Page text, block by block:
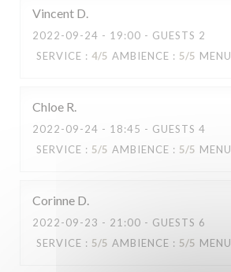
Vincent D
2022-09-24 - 19:00 - GUESTS 2
SERVICE : 4/5 AMBIENCE : 5/5 MENU
Chloe R
2022-09-24 - 18:45 - GUESTS 4
SERVICE : 5/5 AMBIENCE : 5/5 MENU
Corinne D
2022-09-23 - 21:00 - GUESTS 6
SERVICE : 5/5 AMBIENCE : 5/5 MENU
Capricciosa